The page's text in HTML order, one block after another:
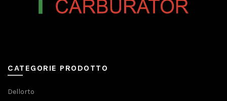
CATEGORIE PRODOTTO
Dellorto